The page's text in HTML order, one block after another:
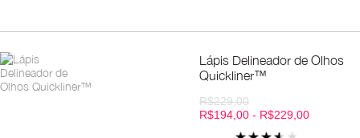
Lápis Delineador de Olhos
Quickliner™
R$229,00
R$194,00 - R$229,00